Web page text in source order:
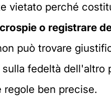
vietato perché
o registrare
può trovare
fedeltà
ben precise.